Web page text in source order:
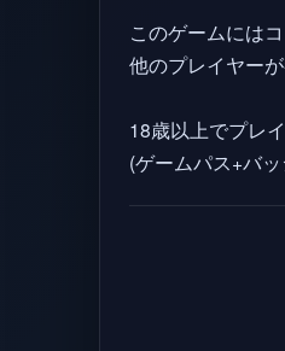
このゲームには
他のプレイヤー
18歳以上でプレ
(ゲームパス+バ